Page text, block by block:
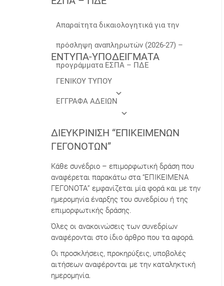
Απαραίτητα δικαιολογητικά για την
πρόσληψη αναπληρωτών (2026-27) –
προγράμματα ΕΣΠΑ – ΠΔΕ
ΕΝΤΥΠΑ-ΥΠΟΔΕΙΓΜΑΤΑ
ΓΕΝΙΚΟΥ ΤΥΠΟΥ
ΕΓΓΡΑΦΑ ΑΔΕΙΩΝ
ΔΙΕΥΚΡΊΝΙΣΗ “ΕΠΙΚΕΊΜΕΝΩΝ
ΓΕΓΟΝΌΤΩΝ”
Κάθε συνέδριο – επιμορφωτική δράση που
αναφέρεται παρακάτω στα “ΕΠΙΚΕΙΜΕΝΑ
ΓΕΓΟΝΟΤΑ” εμφανίζεται μία φορά και με την
ημερομηνία έναρξης του συνεδρίου ή της
επιμορφωτικής δράσης.
Όλες οι ανακοινώσεις των συνεδρίων
αναφέρονται στο ίδιο άρθρο που τα αφορά.
Οι προσκλήσεις, προκηρύξεις, υποβολές
αιτήσεων αναφέρονται με την καταληκτική
ημερομηνία.